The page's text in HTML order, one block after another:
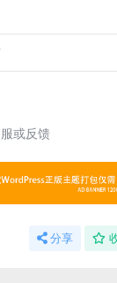
或反馈
分享